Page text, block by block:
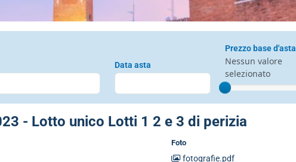
Data asta
Prezzo base d'asta
Nessun valore
selezionato
- Lotto unico Lotti 1 2 e 3 di perizia
Foto
fotografie.pdf